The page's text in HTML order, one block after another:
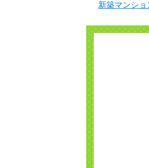
新築マンショ